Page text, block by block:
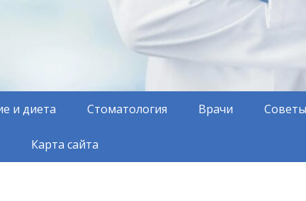
и диета Стоматология Врачи Советы
Карта сайта